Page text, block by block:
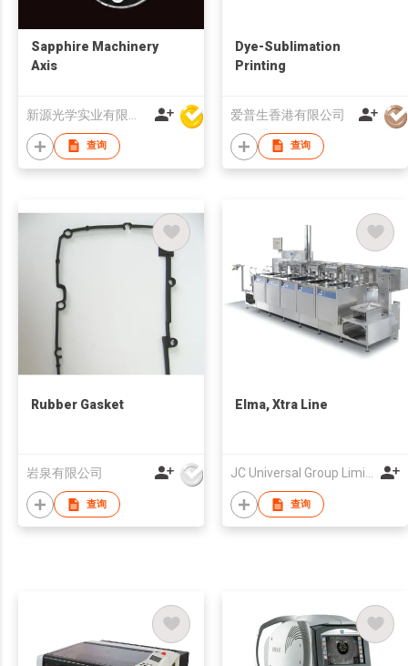
Sapphire Machinery
Axis
查询
Dye-Sublimation
Printing
爱普生香港有限公司
查询
Rubber Gasket
岩泉有限公司
查询
Elma, Xtra Line
查询